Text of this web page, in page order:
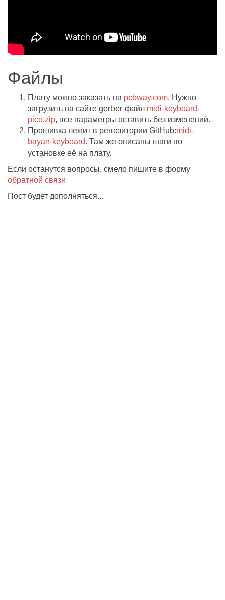
Файлы
Плату можно заказать на pcbway.com. Нужно
загрузить на сайте gerber-файл midi-keyboard-
pico.zip, все параметры оставить без изменений.
Прошивка лежит в репозитории GitHub:midi-
bayan-keyboard. Там же описаны шаги по
установке её на плату.
Если останутся вопросы, смело пишите в форму
обратной связи
Пост будет дополняться...